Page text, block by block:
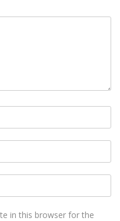
in this browser for the